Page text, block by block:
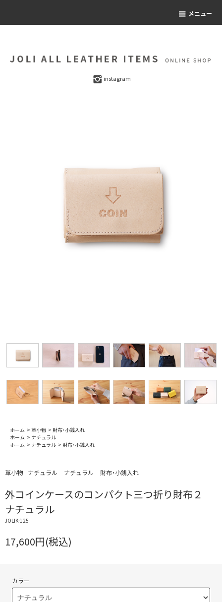
メニュー
instagram
ホーム > 革小物 > 財布・小銭入れ
ホーム > ナチュラル
ホーム > ナチュラル > 財布・小銭入れ
革小物 ナチュラル ナチュラル 財布・小銭入れ
外コインケースのコンパクト三つ折り財布２
ナチュラル
JOLIK-125
17,600円(税込)
カラー